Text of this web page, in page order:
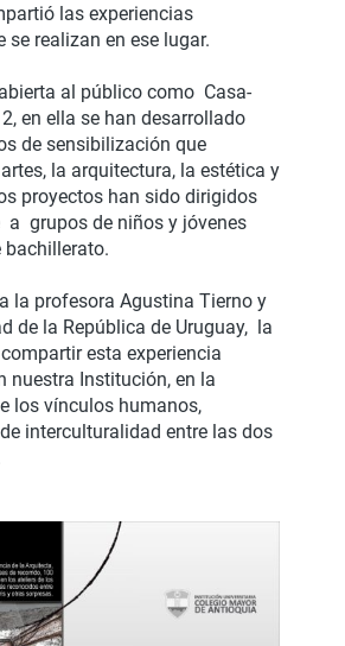
las experiencias
se realizan en ese lugar.
al público como Casa-
en ella se han desarrollado
de sensibilización que
la arquitectura, la estética y
proyectos han sido dirigidos
a grupos de niños y jóvenes
bachillerato.
la profesora Agustina Tierno y
de la República de Uruguay, la
esta experiencia
nuestra Institución, en la
los vínculos humanos,
interculturalidad entre las dos